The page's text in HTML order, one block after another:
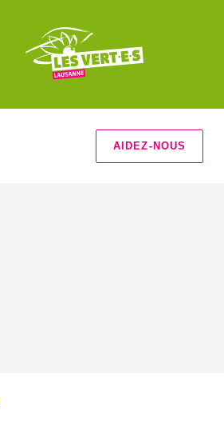
AIDEZ-NOUS